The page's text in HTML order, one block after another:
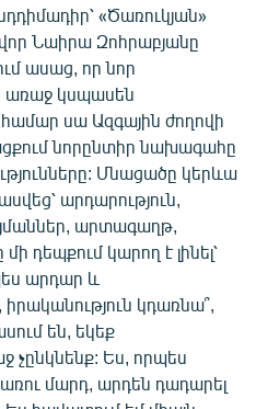
«Ծառուկյան»
Նաիրա Զոհրաբյանը
ասաց, որ նոր
առաջ կսպասեն
համար սա Ազգային ժողովի
նորընտիր նախագահը
Մնացածը կերևա
արդարություն,
արտագաղթ,
դեպքում կարող է լինել՝
արդար և
կդառնա՞,
են, եկեք
չընկնենք: Ես, որպես
մարդ, արդեն դադարել